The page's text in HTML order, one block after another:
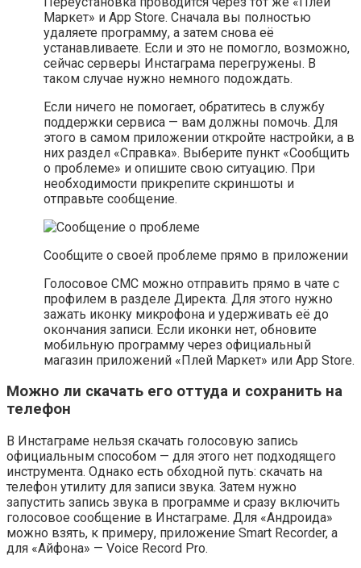
Маркет» и App Store. Сначала вы полностью
удаляете программу, а затем снова её
устанавливаете. Если и это не помогло, возможно,
сейчас серверы Инстаграма перегружены. В
таком случае нужно немного подождать.
Если ничего не помогает, обратитесь в службу
поддержки сервиса — вам должны помочь. Для
этого в самом приложении откройте настройки, а в
них раздел «Справка». Выберите пункт «Сообщить
о проблеме» и опишите свою ситуацию. При
необходимости прикрепите скриншоты и
отправьте сообщение.
Сообщите о своей проблеме прямо в приложении
Голосовое СМС можно отправить прямо в чате с
профилем в разделе Директа. Для этого нужно
зажать иконку микрофона и удерживать её до
окончания записи. Если иконки нет, обновите
мобильную программу через официальный
магазин приложений «Плей Маркет» или App Store.
Можно ли скачать его оттуда и сохранить на
телефон
В Инстаграме нельзя скачать голосовую запись
официальным способом — для этого нет подходящего
инструмента. Однако есть обходной путь: скачать на
телефон утилиту для записи звука. Затем нужно
запустить запись звука в программе и сразу включить
голосовое сообщение в Инстаграме. Для «Андроида»
можно взять, к примеру, приложение Smart Recorder, а
для «Айфона» — Voice Record Pro.